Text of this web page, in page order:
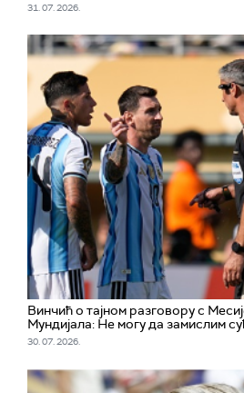
31. 07. 2026.
Винчић о тајном разговору с
Мундијала: Не могу да замислим
30. 07. 2026.